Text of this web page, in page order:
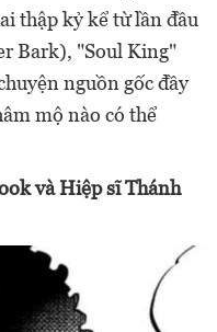
thập kỷ kể từ lần đầu
Bark), "Soul King"
nguồn gốc đầy
mộ nào có thể
và Hiệp sĩ Thánh